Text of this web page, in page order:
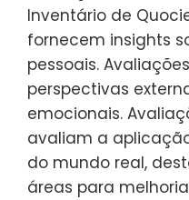
Inventário de
fornecem insights
pessoais.
perspectivas
emocionais.
avaliam a
do mundo real,
áreas para